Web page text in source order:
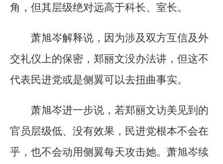
角，但其层级绝对远高于科长、室长。
萧旭岑解释说，因为涉及双方互信及外
交礼仪上的保密，郑丽文没办法讲，但这不
代表民进党或是侧翼可以去扭曲事实。
萧旭岑进一步说，若郑丽文访美见到的
官员层级低、没有效果，民进党根本不会在
乎，也不会动用侧翼每天攻击她。萧旭岑续